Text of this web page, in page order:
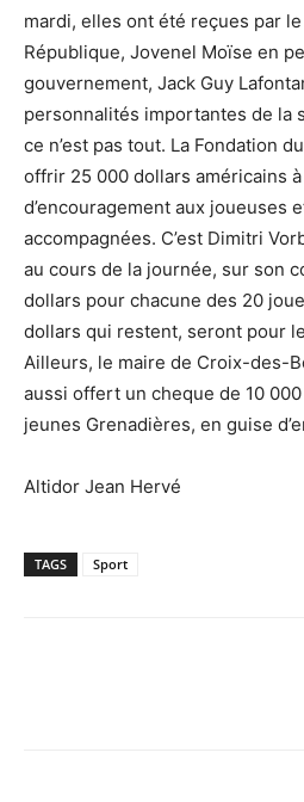
mardi, elles ont été reçues par
République, Jovenel Moïse en
gouvernement, Jack Guy
personnalités importantes de la
ce n’est pas tout. La Fondation
offrir 25 000 dollars américains à
d’encouragement aux joueuses
accompagnées. C’est Dimitri
au cours de la journée, sur son
dollars pour chacune des 20
dollars qui restent, seront pour
Ailleurs, le maire de Croix-des-
aussi offert un cheque de 10
jeunes Grenadières, en guise
Altidor Jean Hervé
TAGS Sport